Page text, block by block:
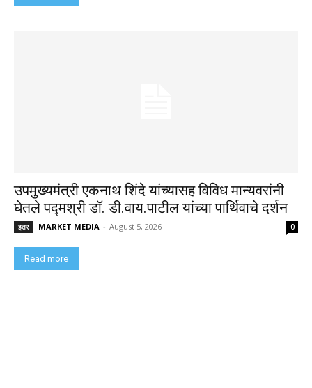
उपमुख्यमंत्री एकनाथ शिंदे यांच्यासह विविध मान्यवरांनी
घेतले पद्मश्री डॉ. डी.वाय.पाटील यांच्या पार्थिवाचे दर्शन
इतर MARKET MEDIA - August 5, 2026 0
Read more